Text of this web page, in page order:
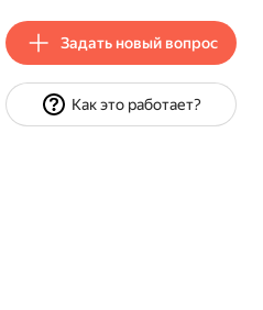
Задать новый вопрос
Как это работает?